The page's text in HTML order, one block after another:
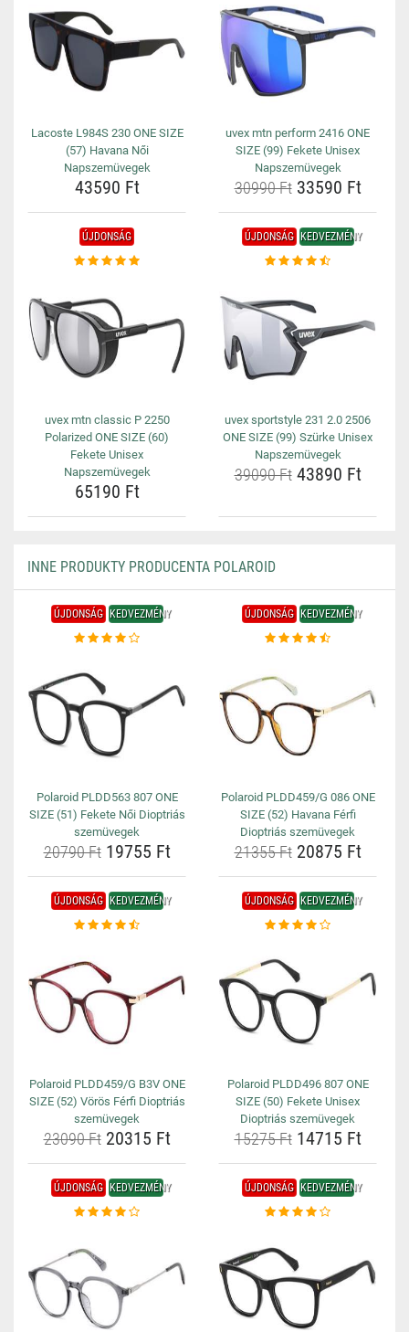
Lacoste L984S 230 ONE SIZE
(57) Havana Női
Napszemüvegek
43590 Ft
uvex mtn perform 2416 ONE
SIZE (99) Fekete Unisex
Napszemüvegek
30990 Ft33590 Ft
ÚJDONSÁG
uvex mtn classic P 2250
Polarized ONE SIZE (60)
Fekete Unisex
Napszemüvegek
65190 Ft
ÚJDONSÁG KEDVEZMÉNY
uvex sportstyle 231 2.0 2506
ONE SIZE (99) Szürke Unisex
Napszemüvegek
39090 Ft43890 Ft
INNE PRODUKTY PRODUCENTA POLAROID
ÚJDONSÁG KEDVEZMÉNY
Polaroid PLDD563 807 ONE
SIZE (51) Fekete Női Dioptriás
szemüvegek
20790 Ft19755 Ft
ÚJDONSÁG KEDVEZMÉNY
Polaroid PLDD459/G 086 ONE
SIZE (52) Havana Férfi
Dioptriás szemüvegek
21355 Ft20875 Ft
ÚJDONSÁG KEDVEZMÉNY
Polaroid PLDD459/G B3V ONE
SIZE (52) Vörös Férfi Dioptriás
szemüvegek
23090 Ft20315 Ft
ÚJDONSÁG KEDVEZMÉNY
Polaroid PLDD496 807 ONE
SIZE (50) Fekete Unisex
Dioptriás szemüvegek
15275 Ft14715 Ft
ÚJDONSÁG KEDVEZMÉNY ÚJDONSÁG KEDVEZMÉNY